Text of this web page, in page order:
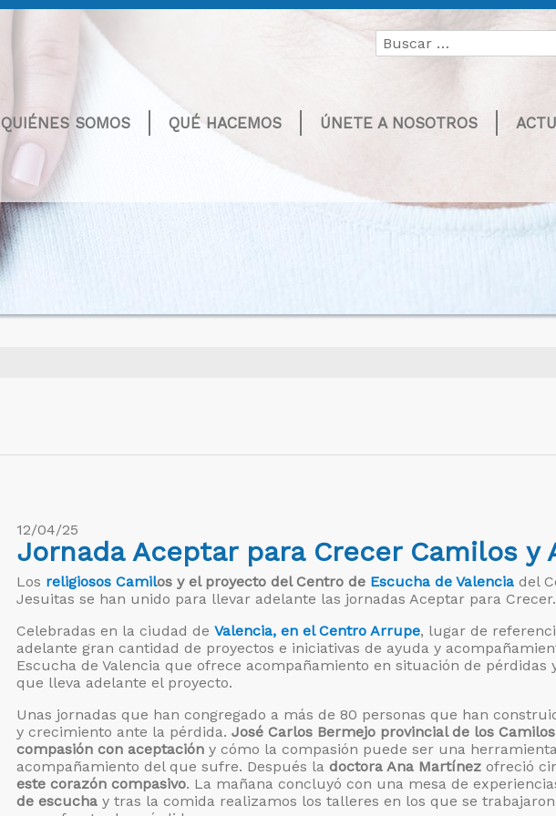
Buscar
por:
QUIÉNES SOMOS QUÉ HACEMOS ÚNETE A NOSOTROS
12/04/25
Jornada Aceptar para Crecer Camilos y
Los religiosos Camilos y el proyecto del Centro de Escucha de Valencia del
Jesuitas se han unido para llevar adelante las jornadas Aceptar para Crecer.
Celebradas en la ciudad de Valencia, en el Centro Arrupe, lugar de
adelante gran cantidad de proyectos e iniciativas de ayuda y
Escucha de Valencia que ofrece acompañamiento en situación de pérdidas
que lleva adelante el proyecto.
Unas jornadas que han congregado a más de 80 personas que han
y crecimiento ante la pérdida. José Carlos Bermejo provincial de los Camilos
compasión con aceptación y cómo la compasión puede ser una
acompañamiento del que sufre. Después la doctora Ana Martínez ofreció
este corazón compasivo. La mañana concluyó con una mesa de
de escucha y tras la comida realizamos los talleres en los que se